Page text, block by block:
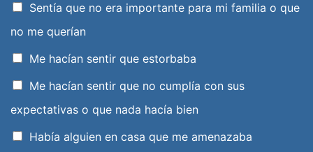
Sentía que no era importante para mi familia o que
no me querían
Me hacían sentir que estorbaba
Me hacían sentir que no cumplía con sus
expectativas o que nada hacía bien
Había alguien en casa que me amenazaba